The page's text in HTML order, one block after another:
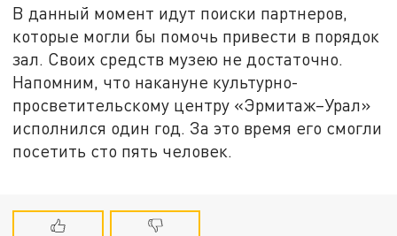
В данный момент идут поиски партнеров,
которые могли бы помочь привести в порядок
зал. Своих средств музею не достаточно.
Напомним, что накануне культурно-
просветительскому центру «Эрмитаж–Урал»
исполнился один год. За это время его смогли
посетить сто пять человек.